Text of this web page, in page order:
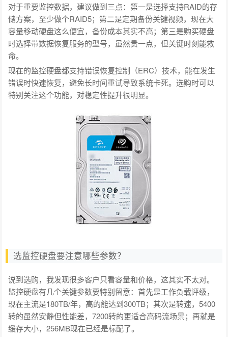
对于重要监控数据，建议做到三点：第一是选择支持RAID的存
储方案，至少做个RAID5；第二是定期备份关键视频，现在大
容量移动硬盘这么便宜，备份成本其实不高；第三是购买硬盘
时选择带数据恢复服务的型号，虽然贵一点，但关键时刻能救
命。
现在的监控硬盘都支持错误恢复控制（ERC）技术，能在发生
错误时快速恢复，避免长时间重试导致系统卡死。选购时可以
特别关注这个功能，对稳定性提升很明显。
选监控硬盘要注意哪些参数？
说到选购，我发现很多客户只看容量和价格，这其实不太对。
监控硬盘有几个关键参数要特别留意：首先是工作负载评级，
现在主流是180TB/年，高的能达到300TB；其次是转速，5400
转的虽然安静但性能差，7200转的更适合高码流场景；再就是
缓存大小，256MB现在已经是标配了。